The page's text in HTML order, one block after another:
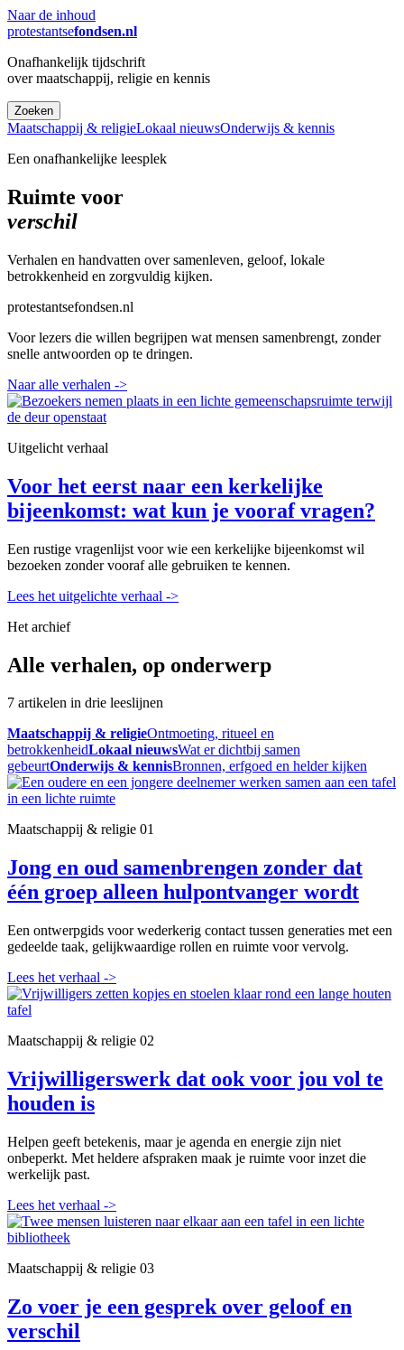
Naar de inhoud
protestantsefondsen.nl
Onafhankelijk tijdschrift
over maatschappij, religie en kennis
Zoeken
Maatschappij & religieLokaal nieuwsOnderwijs & kennis
Een onafhankelijke leesplek
Ruimte voor
verschil
Verhalen en handvatten over samenleven, geloof, lokale
betrokkenheid en zorgvuldig kijken.
protestantsefondsen.nl
Voor lezers die willen begrijpen wat mensen samenbrengt, zonder
snelle antwoorden op te dringen.
Naar alle verhalen ->
Uitgelicht verhaal
Voor het eerst naar een kerkelijke
bijeenkomst: wat kun je vooraf vragen?
Een rustige vragenlijst voor wie een kerkelijke bijeenkomst wil
bezoeken zonder vooraf alle gebruiken te kennen.
Lees het uitgelichte verhaal ->
Het archief
Alle verhalen, op onderwerp
7 artikelen in drie leeslijnen
Maatschappij & religieOntmoeting, ritueel en
betrokkenheidLokaal nieuwsWat er dichtbij samen
gebeurtOnderwijs & kennisBronnen, erfgoed en helder kijken
Maatschappij & religie 01
Jong en oud samenbrengen zonder dat
één groep alleen hulpontvanger wordt
Een ontwerpgids voor wederkerig contact tussen generaties met een
gedeelde taak, gelijkwaardige rollen en ruimte voor vervolg.
Lees het verhaal ->
Maatschappij & religie 02
Vrijwilligerswerk dat ook voor jou vol te
houden is
Helpen geeft betekenis, maar je agenda en energie zijn niet
onbeperkt. Met heldere afspraken maak je ruimte voor inzet die
werkelijk past.
Lees het verhaal ->
Maatschappij & religie 03
Zo voer je een gesprek over geloof en
verschil